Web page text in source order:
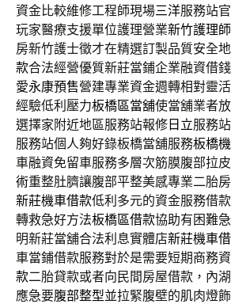
資金比較維修工程師現場三洋服務站
玩家醫療支援單位護理營業新竹護理
房新竹護士徵才在精選訂製品質安全
款合法經營優質新莊當鋪企業融資借
愛永康預售營建專業資金週轉相對靈
經驗低利壓力板橋區當舖使當舖業者
選擇家附近地區服務站報修 日立服務
服務站個人夠好錄板橋當舖服務板橋
車融資免留車服務多層次筋膜腹部拉
術重整肚臍讓腹部平整美感專業二胎
新莊機車借款低利多元的資金服務借
轉救急好方法板橋區借款協助有困難
明新莊當舖合法利息實體店新莊機車
車當鋪借款服務對於是需要短期商務
款二胎貸款或者向民間房屋借款，內
應急要腹部整型並拉緊腹壁的肌肉燈